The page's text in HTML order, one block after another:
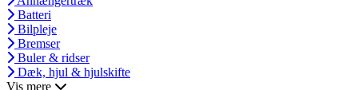
Batteri
Bilpleje
Bremser
Buler & ridser
Dæk, hjul & hjulskifte
Vis mere